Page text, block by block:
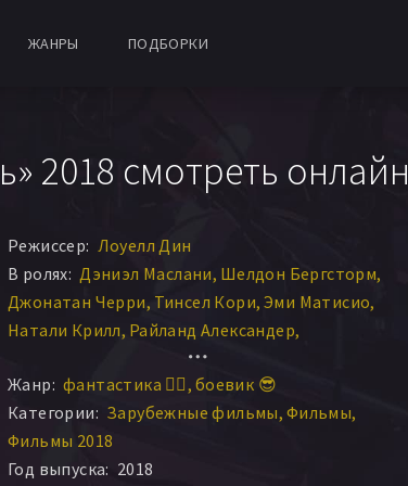
ЖАНРЫ ПОДБОРКИ
2018 смотреть онлайн
Режиссер: Лоуелл Дин
В ролях: Дэниэл Маслани Шелдон Бергсторм
Джонатан Черри Тинсел Кори Эми Матисио
Натали Крилл Райланд Александер
Лео Фафард
Маршалл Уильямс Лаура Абрамсен
Джейсон Ресо Джош Стрейт Терра Тауэрс
Брайан Дуек
Hayley Heron Kenneth Sibbald
Жанр: фантастика 🧙‍♀️ боевик 😎
Категории: Зарубежные фильмы Фильмы
Фильмы 2018
Год выпуска: 2018